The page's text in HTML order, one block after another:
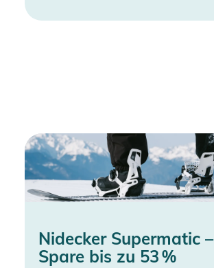
Nidecker Supermatic –
Spare bis zu 53 %